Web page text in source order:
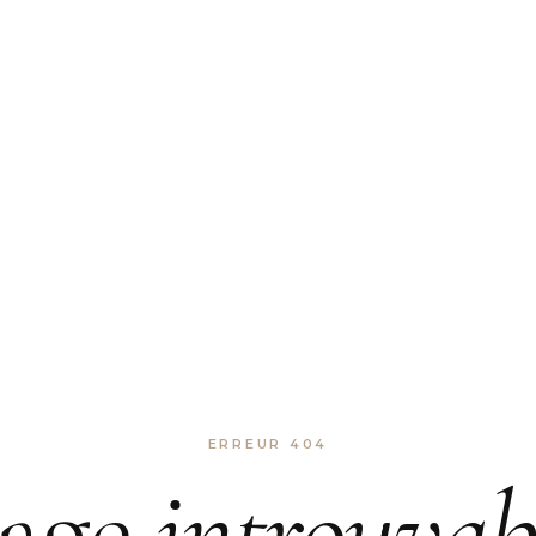
ERREUR 404